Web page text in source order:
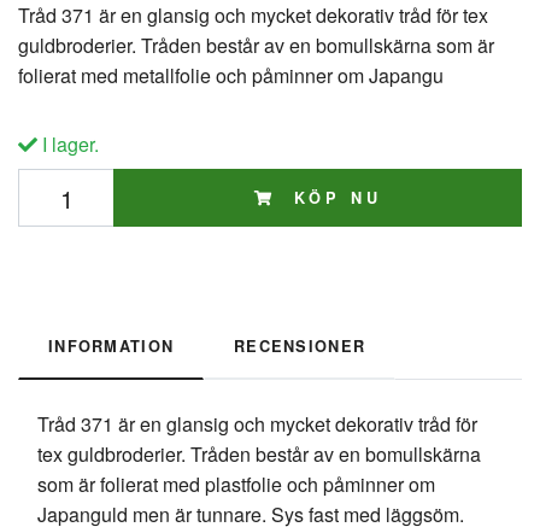
Tråd 371 är en glansig och mycket dekorativ tråd för tex
guldbroderier. Tråden består av en bomullskärna som är
folierat med metallfolie och påminner om Japangu
I lager.
KÖP NU
INFORMATION RECENSIONER
Tråd 371 är en glansig och mycket dekorativ tråd för
tex guldbroderier. Tråden består av en bomullskärna
som är folierat med plastfolie och påminner om
Japanguld men är tunnare. Sys fast med läggsöm.